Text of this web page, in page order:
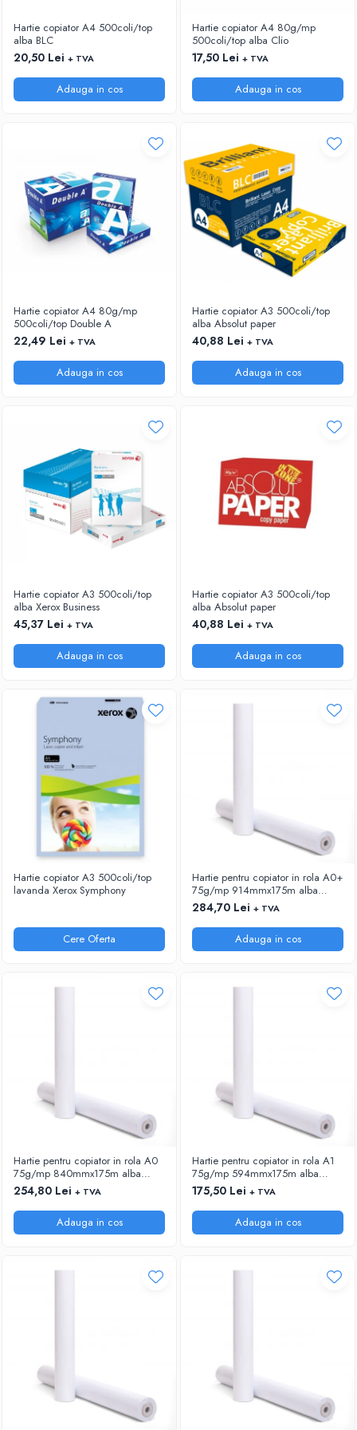
PLICURI PENTRU CORESPONDENTA,
DOCUMENTE & SPECIALE
CUBURI DIN HARTIE & CUBURI NOTES
ACCESORII PENTRU BIROU
CAPSATOARE & DECAPSATOARE
CAPSE & SUPORTURI
TAVITE & SUPORT PENTRU
DOCUMENTE
SUPORT ACCESORII PENTRU SCRIS
FOARFECI
CUTTERE
ACCESORII PRINDERE
TUS/TUSIRE & STAMPILE
SUPERIOARA
STILOURI - ROLLERE - PIXURI CU GEL &
SET-URI
PIXURI CU MECANISM
PIXURI FARA MECANISM
MARKERE PERMANENTE
MARKERE SPECIALE
TEXTMARKERE
CREIOANE MECANICE & REZERVE
INSTRUMENTE PENTRU CORECTURA
COMUNICARE & PREZENTARE
FLIPCHART
SISTEME DE AFISARE SI DE
PREZENTARE
TABLE MOBILE
TABLE DE CONFERINTA
VIDEOPROIECTOARE
ECRANE DE PROTECTIE SI ACCESORII
ECUSOANE
SISTEME INTERACTIVE
MANUSI NITRIL NEPUDRATE
Hartie copiator A4 500coli/top
alba BLC
20,50 Lei + TVA
Adauga in cos
Hartie copiator A4 80g/mp
500coli/top alba Clio
17,50 Lei + TVA
Adauga in cos
Hartie copiator A4 80g/mp
500coli/top Double A
22,49 Lei + TVA
Adauga in cos
Hartie copiator A3 500coli/top
alba Absolut paper
40,88 Lei + TVA
Adauga in cos
Hartie copiator A3 500coli/top
alba Xerox Business
45,37 Lei + TVA
Adauga in cos
Hartie copiator A3 500coli/top
alba Absolut paper
40,88 Lei + TVA
Adauga in cos
Hartie copiator A3 500coli/top
lavanda Xerox Symphony
Cere Oferta
Hartie pentru copiator in rola A0+
75g/mp 914mmx175m alba
Xerox
284,70 Lei + TVA
Adauga in cos
Hartie pentru copiator in rola A0
75g/mp 840mmx175m alba
Xerox
254,80 Lei + TVA
Adauga in cos
Hartie pentru copiator in rola A1
75g/mp 594mmx175m alba
Xerox
175,50 Lei + TVA
Adauga in cos